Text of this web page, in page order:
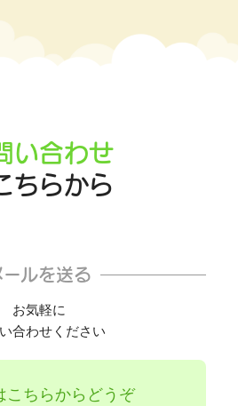
い合わせ
ちらから
ールを送る
お気軽に
合わせください
こちらからどうぞ